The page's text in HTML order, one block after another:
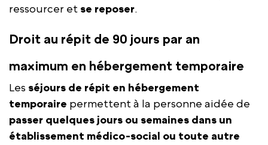
ressourcer et se reposer.
Droit au répit de 90 jours par an
maximum en hébergement temporaire
Les séjours de répit en hébergement
temporaire permettent à la personne aidée de
passer quelques jours ou semaines dans un
établissement médico-social ou toute autre